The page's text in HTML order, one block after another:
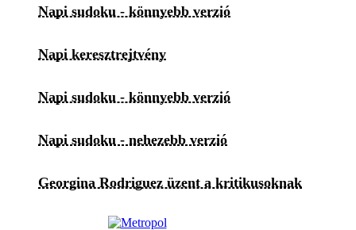
Napi sudoku - könnyebb verzió
Napi keresztrejtvény
Napi sudoku - könnyebb verzió
Napi sudoku - nehezebb verzió
Georgina Rodriguez üzent a kritikusoknak